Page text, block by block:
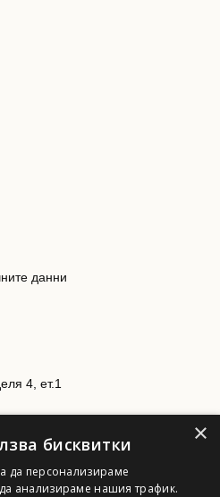
данни
4, ет.1
×
бисквитки
да персонализираме
анализираме нашия трафик.